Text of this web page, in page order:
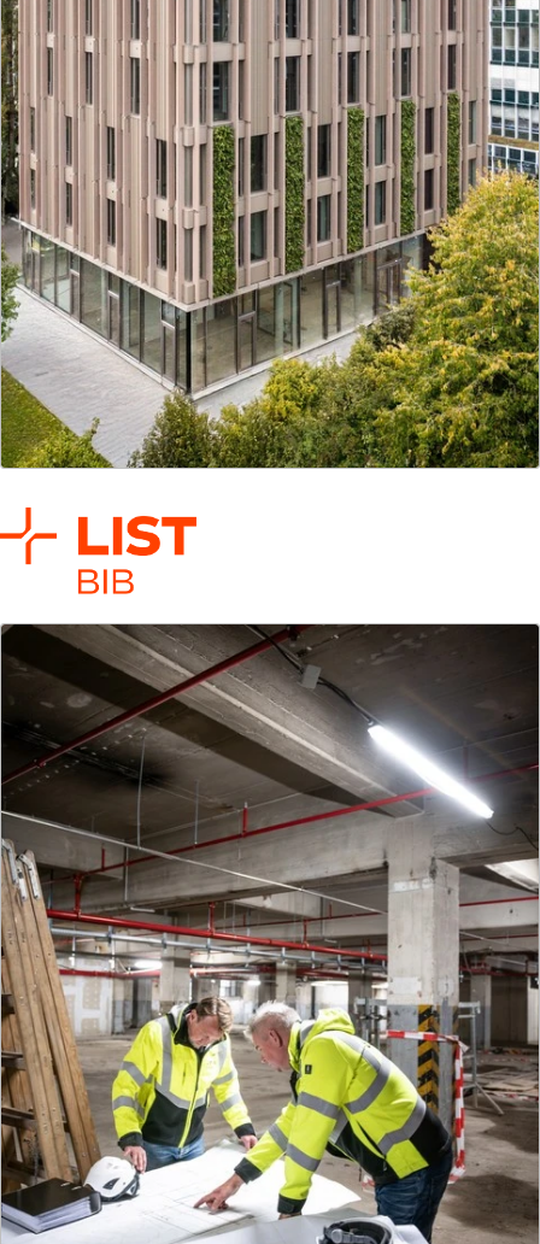
LIST Bau München
Ganzheitlich, verlässlich, auf Augenhöhe – für
Bauprojekte, die einfach laufen.
Mehr zur Gesellschaft